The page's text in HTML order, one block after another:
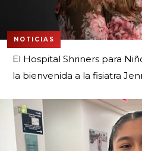
NOTICIAS
El Hospital Shriners para
la bienvenida a la fisiatra